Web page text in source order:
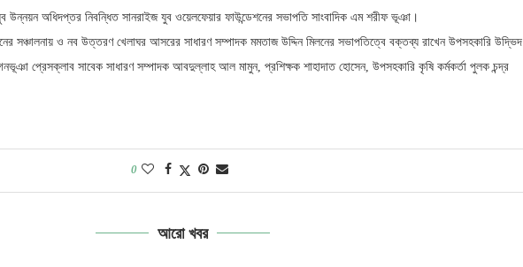
উন্নয়ন অধিদপ্তর নিবন্ধিত সানরাইজ যুব ওয়েলফেয়ার ফাউন্ডেশনের সভাপতি সাংবাদিক এম শরীফ ভূঞা।
সঞ্চালনায় ও নব উত্তরণ খেলাঘর আসরের সাধারণ সম্পাদক মমতাজ উদ্দিন মিলনের সভাপতিত্বে বক্তব্য রাখেন উপসহকারি উদ্ভিদ
প্রেসক্লাব সাবেক সাধারণ সম্পাদক আবদুল্লাহ আল মামুন, প্রশিক্ষক শাহাদাত হোসেন, উপসহকারি কৃষি কর্মকর্তা পুলক চন্দ্র
0
আরো খবর